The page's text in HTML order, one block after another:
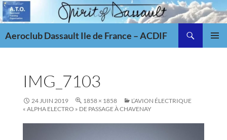
Aller
au
Aeroclub Dassault Ile de France – ACDIF
IMG_7103
24 JUIN 2019 1858 × 1858
L’AVION ÉLECTRIQUE
« ALPHA ELECTRO » DE PASSAGE À CHAVENAY